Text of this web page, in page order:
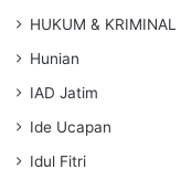
HUKUM & KRIMINAL
Hunian
IAD Jatim
Ide Ucapan
Idul Fitri